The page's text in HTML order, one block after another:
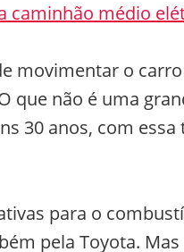
caminhão médio
movimentar o
que não é uma
30 anos, com
para o
pela Toyota.